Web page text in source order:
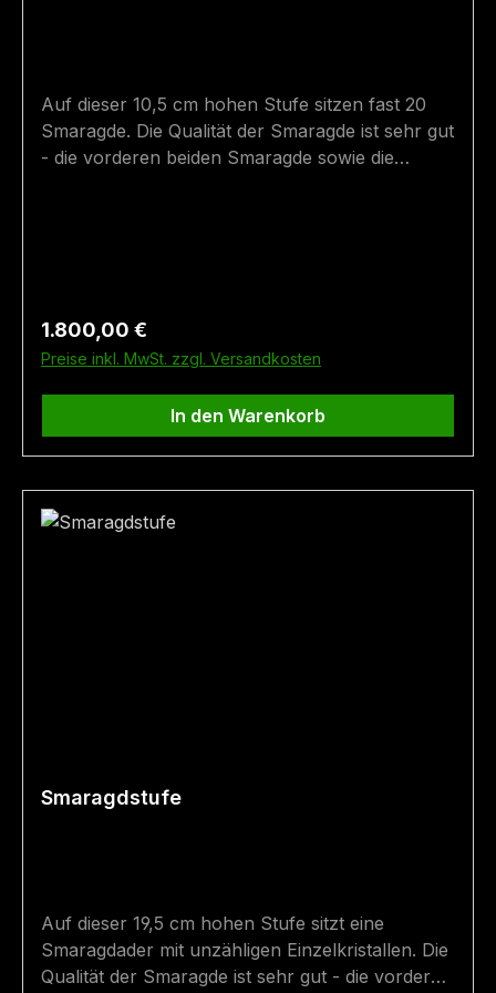
Auf dieser 10,5 cm hohen Stufe sitzen fast 20
Smaragde. Die Qualität der Smaragde ist sehr gut
- die vorderen beiden Smaragde sowie die
Farbe! Die Stufe hat einen guten Stand und die
Smaragde sind wunderschön verteilt. Der Stein
wurde in der Smaragdmine in Bramberg
(Habachtal) gefunden. Größe: 10,5 cm x 9 cm
Fundort: Bramberg
Regulärer Preis:
1.800,00 €
Preise inkl. MwSt. zzgl. Versandkosten
In den Warenkorb
Smaragdstufe
Auf dieser 19,5 cm hohen Stufe sitzt eine
Smaragdader mit unzähligen Einzelkristallen. Die
Qualität der Smaragde ist sehr gut - die vorderen